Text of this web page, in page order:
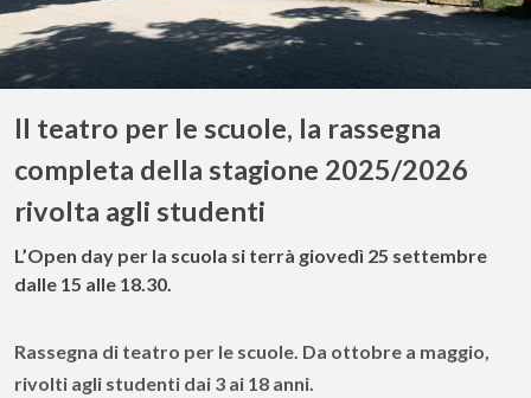
Il teatro per le scuole, la rassegna
completa della stagione 2025/2026
rivolta agli studenti
L’Open day per la scuola si terrà giovedì 25 settembre
dalle 15 alle 18.30.
Rassegna di teatro per le scuole. Da ottobre a maggio,
rivolti agli studenti dai 3 ai 18 anni.